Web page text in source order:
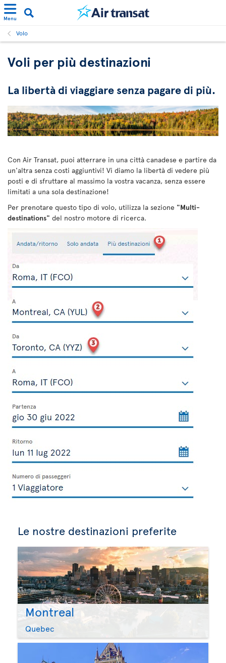
Menu
Volo
Voli per più destinazioni
La libertà di viaggiare senza pagare di più.
Con Air Transat, puoi atterrare in una città canadese e partire da
un'altra senza costi aggiuntivi! Vi diamo la libertà di vedere più
posti e di sfruttare al massimo la vostra vacanza, senza essere
limitati a una sola destinazione!
Per prenotare questo tipo di volo, utilizza la sezione "Multi-
destinations" del nostro motore di ricerca.
Le nostre destinazioni preferite
Montreal
Quebec